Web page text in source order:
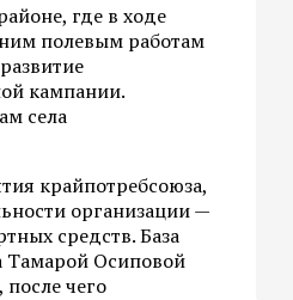
где в ходе
полевым работам
кампании.
села
крайпотребсоюза,
организации —
средств. База
Тамарой Осиповой
чего